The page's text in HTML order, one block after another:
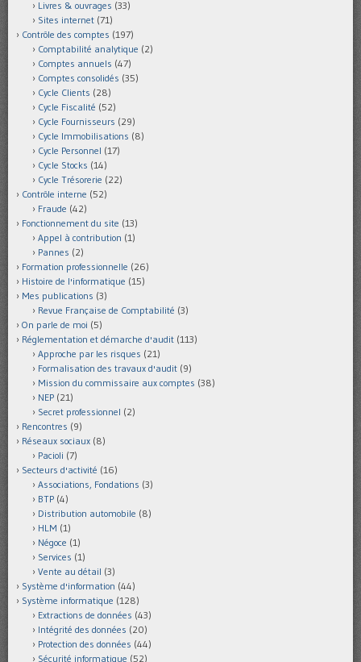
Livres & ouvrages (33)
Sites internet (71)
Contrôle des comptes (197)
Comptabilité analytique (2)
Comptes annuels (47)
Comptes consolidés (35)
Cycle Clients (28)
Cycle Fiscalité (52)
Cycle Fournisseurs (29)
Cycle Immobilisations (8)
Cycle Personnel (17)
Cycle Stocks (14)
Cycle Trésorerie (22)
Contrôle interne (52)
Fraude (42)
Fonctionnement du site (13)
Appel à contribution (1)
Pannes (2)
Formation professionnelle (26)
Histoire de l'informatique (15)
Mes publications (3)
Revue Française de Comptabilité (3)
On parle de moi (5)
Réglementation et démarche d'audit (113)
Approche par les risques (21)
Formalisation des travaux d'audit (9)
Mission du commissaire aux comptes (38)
NEP (21)
Secret professionnel (2)
Rencontres (9)
Réseaux sociaux (8)
Pacioli (7)
Secteurs d'activité (16)
Associations, Fondations (3)
BTP (4)
Distribution automobile (8)
HLM (1)
Négoce (1)
Services (1)
Vente au détail (3)
Système d'information (44)
Système informatique (128)
Extractions de données (43)
Intégrité des données (20)
Protection des données (44)
Sécurité informatique (52)